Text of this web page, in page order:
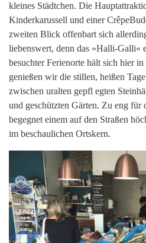
kleines Städtchen. Die
Kinderkarussell und einer
zweiten Blick offenbart sich
liebenswert, denn das »Halli-Galli«
besuchter Ferienorte hält sich hier
genießen wir die stillen, heißen
zwischen uralten gepfl egten
und geschützten Gärten. Zu eng für
begegnet einem auf den Straßen
im beschaulichen Ortskern.